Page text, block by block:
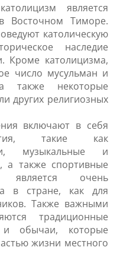
является
Восточном Тиморе.
католическую
наследие
Кроме католицизма,
число мусульман и
также некоторые
других религиозных
включают в себя
такие как
музыкальные и
а также спортивные
является очень
в стране, как для
Также важными
традиционные
и обычаи, которые
жизни местного